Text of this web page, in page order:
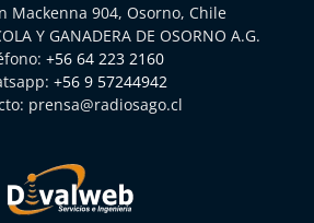
Mackenna 904, Osorno, Chile
Y GANADERA DE OSORNO A.G.
+56 64 223 2160
+56 9 57244942
prensa@radiosago.cl